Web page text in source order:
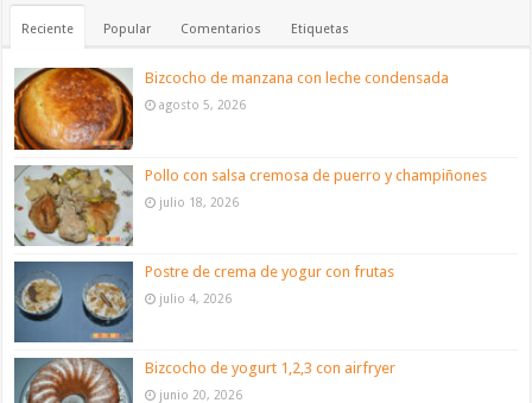
Reciente Popular Comentarios Etiquetas
Bizcocho de manzana con leche condensada
agosto 5, 2026
Pollo con salsa cremosa de puerro y champiñones
julio 18, 2026
Postre de crema de yogur con frutas
julio 4, 2026
Bizcocho de yogurt 1,2,3 con airfryer
junio 20, 2026